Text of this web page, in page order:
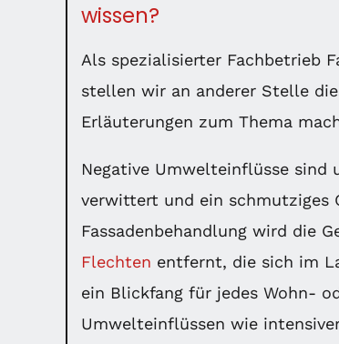
wissen?
Als spezialisierter Fachbetrieb
stellen wir an anderer Stelle
Erläuterungen zum Thema
Negative Umwelteinflüsse sind
verwittert und ein schmutziges
Fassadenbehandlung wird die
Flechten entfernt, die sich im
ein Blickfang für jedes Wohn-
Umwelteinflüssen wie